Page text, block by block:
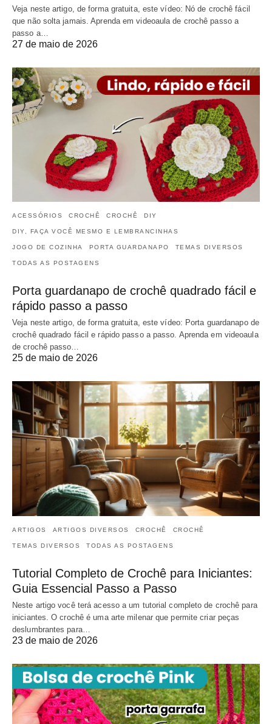
Veja neste artigo, de forma gratuita, este vídeo: Nó de crochê fácil
que não solta jamais. Aprenda em videoaula de crochê passo a
passo a…
27 de maio de 2026
ACESSÓRIOS CROCHÊ CROCHÊ DIY
DIY, FAÇA VOCÊ MESMO E LEMBRANCINHAS
JOGO DE COZINHA PORTA GUARDANAPO TEMAS DIVERSOS
TODAS AS POSTAGENS
Porta guardanapo de crochê quadrado fácil e
rápido passo a passo
Veja neste artigo, de forma gratuita, este vídeo: Porta guardanapo de
crochê quadrado fácil e rápido passo a passo. Aprenda em videoaula
de crochê passo…
25 de maio de 2026
ARTIGOS ARTIGOS DIVERSOS CROCHÊ CROCHÊ
TEMAS DIVERSOS TODAS AS POSTAGENS
Tutorial Completo de Crochê para Iniciantes:
Guia Essencial Passo a Passo
Neste artigo você terá acesso a um tutorial completo de crochê para
iniciantes. O crochê é uma arte milenar que permite criar peças
deslumbrantes para…
23 de maio de 2026